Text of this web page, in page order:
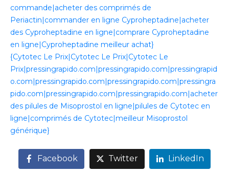
commande|acheter des comprimés de
Periactin|commander en ligne Cyproheptadine|acheter
des Cyproheptadine en ligne|comprare Cyproheptadine
en ligne|Cyproheptadine meilleur achat}
{Cytotec Le Prix|Cytotec Le Prix|Cytotec Le
Prix|pressingrapido.com|pressingrapido.com|pressingrapid
o.com|pressingrapido.com|pressingrapido.com|pressingra
pido.com|pressingrapido.com|pressingrapido.com|acheter
des pilules de Misoprostol en ligne|pilules de Cytotec en
ligne|comprimés de Cytotec|meilleur Misoprostol
générique}
Facebook Twitter LinkedIn